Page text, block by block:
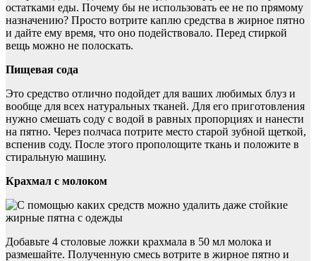
остатками еды. Почему бы не использовать ее не по прямому
назначению? Просто вотрите каплю средства в жирное пятно
и дайте ему время, что оно подействовало. Перед стиркой
вещь можно не полоскать.
Пищевая сода
Это средство отлично подойдет для ваших любимых блуз и
вообще для всех натуральных тканей. Для его приготовления
нужно смешать соду с водой в равных пропорциях и нанести
на пятно. Через полчаса потрите место старой зубной щеткой,
вспенив соду. После этого прополощите ткань и положите в
стиральную машину.
Крахмал с молоком
Добавьте 4 столовые ложки крахмала в 50 мл молока и
размешайте. Полученную смесь вотрите в жирное пятно и